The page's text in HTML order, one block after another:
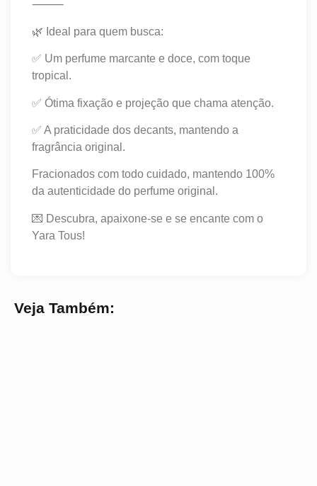
⸻
🌿 Ideal para quem busca:
✅ Um perfume marcante e doce, com toque
tropical.
✅ Ótima fixação e projeção que chama atenção.
✅ A praticidade dos decants, mantendo a
fragrância original.
Fracionados com todo cuidado, mantendo 100%
da autenticidade do perfume original.
💌 Descubra, apaixone-se e se encante com o
Yara Tous!
Veja Também: